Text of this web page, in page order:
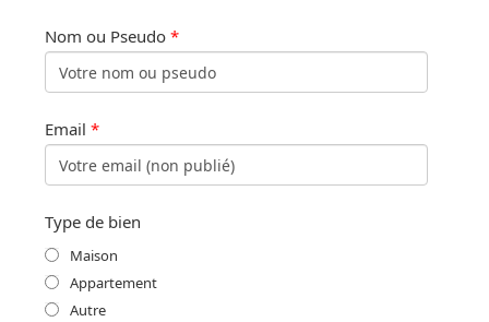
Nom ou Pseudo *
Email *
Type de bien
Maison
Appartement
Autre